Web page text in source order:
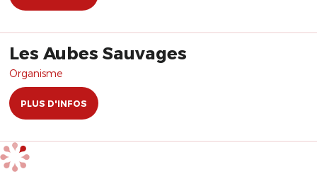
Les Aubes Sauvages
Organisme
PLUS D'INFOS